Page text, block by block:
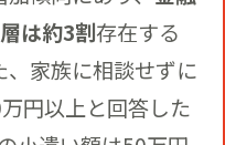
は約3割存在する
家族に相談せずに
円以上と回答した